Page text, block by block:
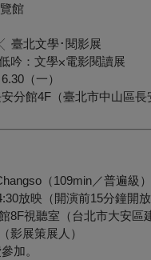
館
臺北文學･閱影展
吟：文學⨉電影閱讀展
（一）
分館4F（臺北市中山區長
（109min／普遍級）
放映（開演前15分鐘開放
8F視聽室（台北市大安區
影展策展人）
加。